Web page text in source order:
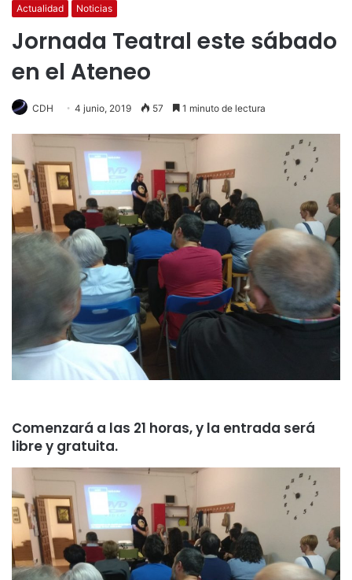
Actualidad Noticias
Jornada Teatral este sábado
en el Ateneo
CDH 4 junio, 2019 57 1 minuto de lectura
Comenzará a las 21 horas, y la entrada será
libre y gratuita.